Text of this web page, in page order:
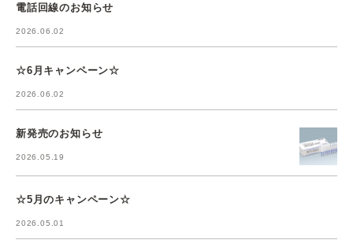
電話回線のお知らせ
2026.06.02
☆6月キャンペーン☆
2026.06.02
新発売のお知らせ
2026.05.19
☆5月のキャンペーン☆
2026.05.01